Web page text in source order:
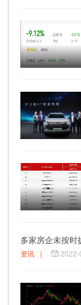
多家房企未按时
资讯 | 2022-